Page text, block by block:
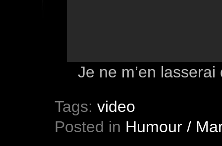
Je ne m’en
Tags: video
Posted in Humour /